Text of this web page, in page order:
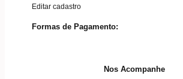
Editar cadastro
Formas de Pagamento:
Nos Acompanhe